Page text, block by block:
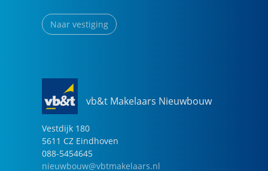
Naar vestiging
vb&t Makelaars Nieuwbouw
Vestdijk 180
5611 CZ Eindhoven
088-5454645
nieuwbouw@vbtmakelaars.nl